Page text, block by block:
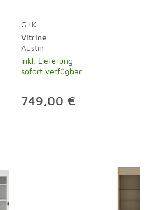
G+K
Vitrine
Austin
inkl. Lieferung
sofort verfügbar
749,00 €